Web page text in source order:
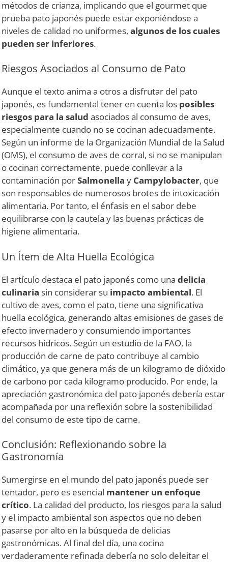
métodos de crianza, implicando que el gourmet que
prueba pato japonés puede estar exponiéndose a
niveles de calidad no uniformes, algunos de los cuales
pueden ser inferiores.
Riesgos Asociados al Consumo de Pato
Aunque el texto anima a otros a disfrutar del pato
japonés, es fundamental tener en cuenta los posibles
riesgos para la salud asociados al consumo de aves,
especialmente cuando no se cocinan adecuadamente.
Según un informe de la Organización Mundial de la Salud
(OMS), el consumo de aves de corral, si no se manipulan
o cocinan correctamente, puede conllevar a la
contaminación porSalmonella y Campylobacter, que
son responsables de numerosos brotes de intoxicación
alimentaria. Por tanto, el énfasis en el sabor debe
equilibrarse con la cautela y las buenas prácticas de
higiene alimentaria.
Un Ítem de Alta Huella Ecológica
El artículo destaca el pato japonés como una delicia
culinaria sin considerar su impacto ambiental. El
cultivo de aves, como el pato, tiene una significativa
huella ecológica, generando altas emisiones de gases de
efecto invernadero y consumiendo importantes
recursos hídricos. Según un estudio de la FAO, la
producción de carne de pato contribuye al cambio
climático, ya que genera más de un kilogramo de dióxido
de carbono por cada kilogramo producido. Por ende, la
apreciación gastronómica del pato japonés debería estar
acompañada por una reflexión sobre la sostenibilidad
del consumo de este tipo de carne.
Conclusión: Reflexionando sobre la
Gastronomía
Sumergirse en el mundo del pato japonés puede ser
tentador, pero es esencial mantener un enfoque
crítico. La calidad del producto, los riesgos para la salud
y el impacto ambiental son aspectos que no deben
pasarse por alto en la búsqueda de delicias
gastronómicas. Al final del día, una cocina
verdaderamente refinada debería no solo deleitar el